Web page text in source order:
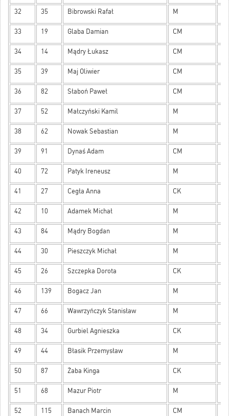
32 35 Bibrowski Rafał M 32
33 19 Glaba Damian CM 32
34 14 Mądry Łukasz CM 30
35 39 Maj Oliwier CM 28
36 82 Słaboń Paweł CM 28
37 52 Małczyński Kamil M 27
38 62 Nowak Sebastian M 27
39 91 Dynaś Adam CM 27
40 72 Patyk Ireneusz M 26
41 27 Cegła Anna CK 26
42 10 Adamek Michał M 25
43 84 Mądry Bogdan M 23
44 30 Pieszczyk Michał M 23
45 26 Szczepka Dorota CK 23
46 139 Bogacz Jan M 22
47 66 Wawrzyńczyk Stanisław M 21
48 34 Gurbiel Agnieszka CK 20
49 44 Błasik Przemysław M 17
50 87 Żaba Kinga CK 17
51 68 Mazur Piotr M 16
52 115 Banach Marcin CM 16